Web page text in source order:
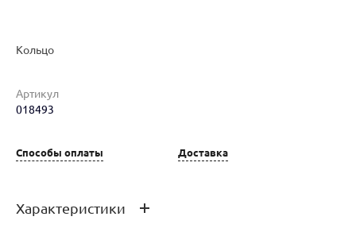
Кольцо
Артикул
018493
Способы оплаты Доставка
Характеристики